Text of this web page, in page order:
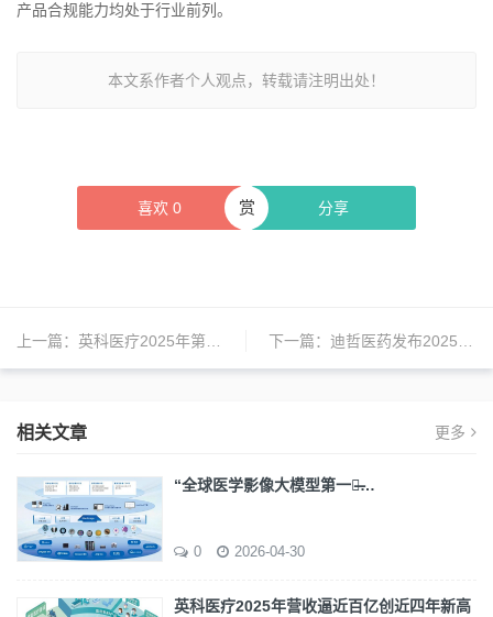
产品合规能力均处于行业前列。
本文系作者个人观点，转载请注明出处！
喜欢 0 分享
赏
上一篇： 英科医疗2025年第三季度营收25.11亿元 下一篇： 迪哲医药发布2025年第三季度报告，实现营业收入5.86亿元
相关文章 更多
“全球医学影像大模型第一股̶…
0 2026-04-30
英科医疗2025年营收逼近百亿创近四年新高